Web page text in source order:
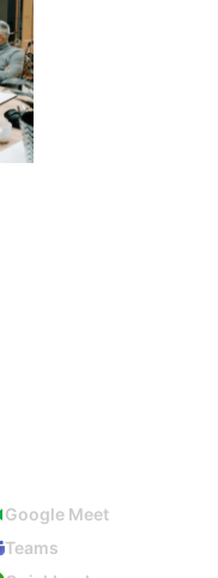
Google Meet
Teams